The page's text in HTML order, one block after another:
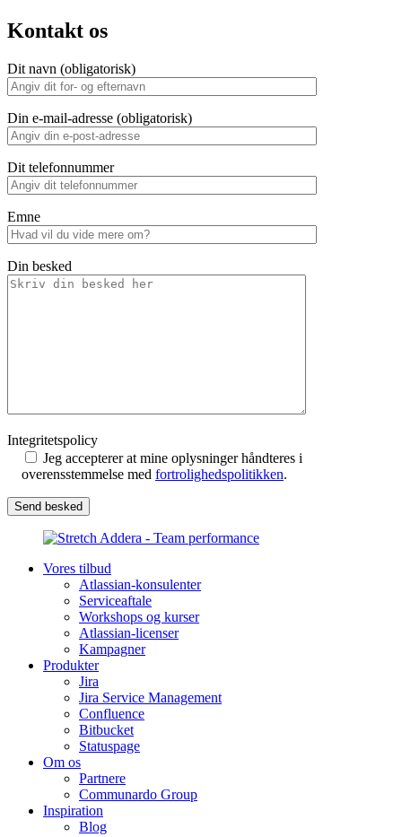
Kontakt os
Dit navn (obligatorisk)
Din e-mail-adresse (obligatorisk)
Dit telefonnummer
Emne
Din besked
Integritetspolicy
Jeg accepterer at mine oplysninger håndteres i
overensstemmelse med fortrolighedspolitikken.
Vores tilbud
Atlassian-konsulenter
Serviceaftale
Workshops og kurser
Atlassian-licenser
Kampagner
Produkter
Jira
Jira Service Management
Confluence
Bitbucket
Statuspage
Om os
Partnere
Communardo Group
Inspiration
Blog